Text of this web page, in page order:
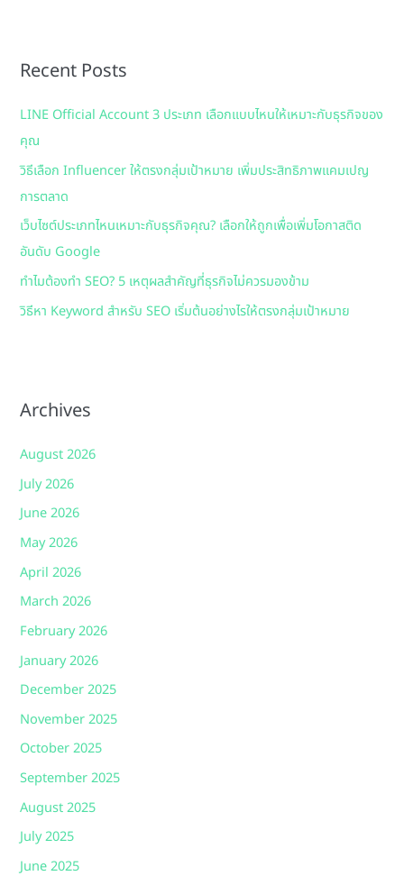
c
f
o
r
:
Recent Posts
LINE Official Account 3 ประเภท เลือกแบบไหนให้เหมาะกับธุรกิจของ
คุณ
วิธีเลือก Influencer ให้ตรงกลุ่มเป้าหมาย เพิ่มประสิทธิภาพแคมเปญ
การตลาด
เว็บไซต์ประเภทไหนเหมาะกับธุรกิจคุณ? เลือกให้ถูกเพื่อเพิ่มโอกาสติด
อันดับ Google
ทำไมต้องทำ SEO? 5 เหตุผลสำคัญที่ธุรกิจไม่ควรมองข้าม
วิธีหา Keyword สำหรับ SEO เริ่มต้นอย่างไรให้ตรงกลุ่มเป้าหมาย
Archives
August 2026
July 2026
June 2026
May 2026
April 2026
March 2026
February 2026
January 2026
December 2025
November 2025
October 2025
September 2025
August 2025
July 2025
June 2025